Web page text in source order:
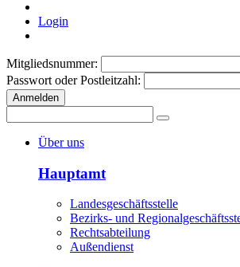
Login
Mitgliedsnummer:
Passwort oder Postleitzahl:
Anmelden
Über uns
Hauptamt
Landesgeschäftsstelle
Bezirks- und
Rechtsabteilung
Außendienst